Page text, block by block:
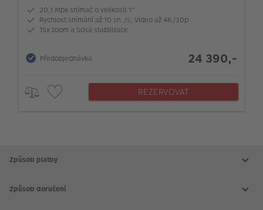
20,1 Mpx snímač o velikosti 1"
Rychlost snímání až 10 sn./s, Video až 4K/30p
15x zoom a 5osá stabilizace
Předobjednávka 24 390,-
REZERVOVAT
Způsob platby
Způsob doručení